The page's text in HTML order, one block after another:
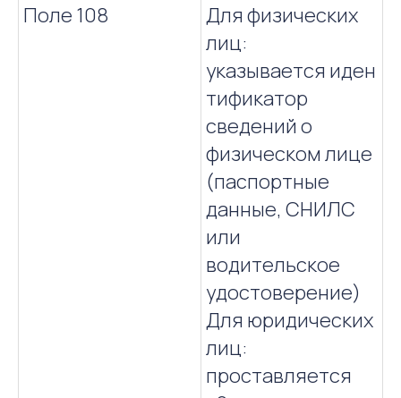
Поле 108
Для физических
лиц:
указывается иден
тификатор
сведений о
физическом лице
(паспортные
данные, СНИЛС
или
водительское
удостоверение)
Для юридических
лиц:
проставляется